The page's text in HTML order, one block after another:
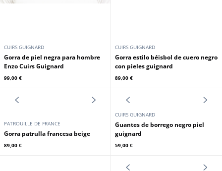
CUIRS GUIGNARD
Gorra de piel negra para hombre
Enzo Cuirs Guignard
CUIRS GUIGNARD
Gorra estilo béisbol de cuero negro
con pieles guignard